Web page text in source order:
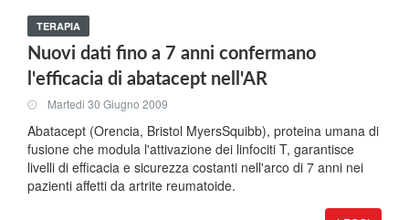
TERAPIA
Nuovi dati fino a 7 anni confermano
l'efficacia di abatacept nell'AR
Martedi 30 Giugno 2009
Abatacept (Orencia, Bristol MyersSquibb), proteina umana di
fusione che modula l'attivazione dei linfociti T, garantisce
livelli di efficacia e sicurezza costanti nell'arco di 7 anni nei
pazienti affetti da artrite reumatoide.